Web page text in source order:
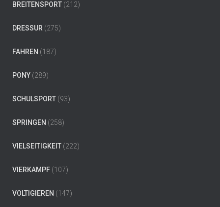
BREITENSPORT (212)
DRESSUR (275)
FAHREN (187)
PONY (289)
SCHULSPORT (93)
SPRINGEN (258)
VIELSEITIGKEIT (222)
VIERKAMPF (107)
VOLTIGIEREN (147)